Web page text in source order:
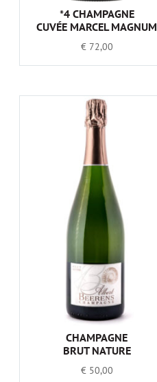
*4 CHAMPAGNE
CUVÉE MARCEL MAGNUM
€72,00
CHAMPAGNE
BRUT NATURE
€50,00